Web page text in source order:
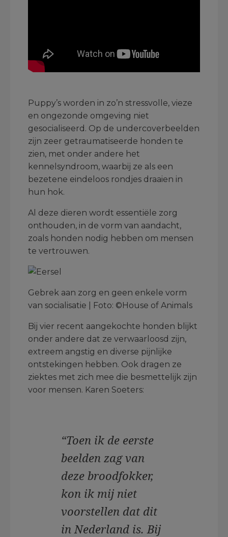
Puppy’s worden in zo’n stressvolle, vieze
en ongezonde omgeving niet
gesocialiseerd. Op de undercoverbeelden
zijn zeer getraumatiseerde honden te
zien, met onder andere het
kennelsyndroom, waarbij ze als een
bezetene eindeloos rondjes draaien in
hun hok.
Al deze dieren wordt essentiële zorg
onthouden, in de vorm van aandacht,
zoals honden nodig hebben om mensen
te vertrouwen.
Gebrek aan zorg en geen enkele vorm
van socialisatie | Foto: ©House of Animals
Bij vier recent aangekochte honden blijkt
onder andere dat ze verwaarloosd zijn,
extreem angstig en diverse pijnlijke
ontstekingen hebben. Ook dragen ze
ziektes met zich mee die besmettelijk zijn
voor mensen. Karen Soeters:
“Toen ik de eerste
beelden zag van
deze broodfokker,
kon ik mij niet
voorstellen dat dit
in Nederland is. Bij